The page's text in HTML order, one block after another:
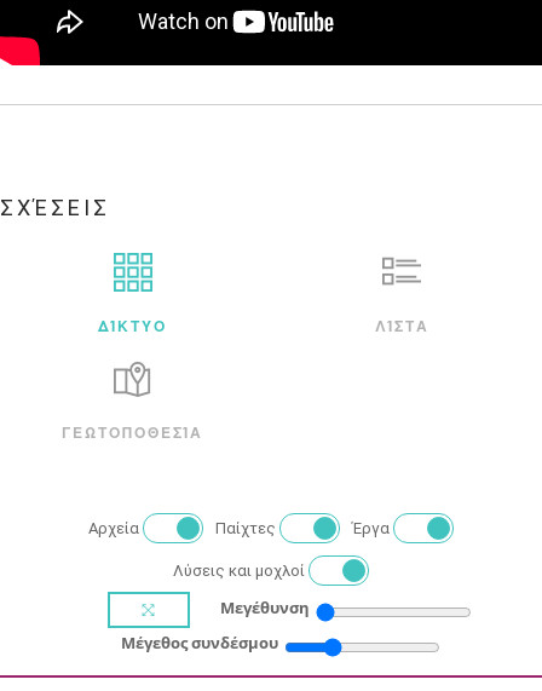
ΣΧΈΣΕΙΣ
ΔΊΚΤΥΟ ΛΊΣΤΑ
ΓΕΩΤΟΠΟΘΕΣΊΑ
Αρχεία Παίχτες Έργα
Λύσεις και μοχλοί
Μεγέθυνση
Μέγεθος συνδέσμου